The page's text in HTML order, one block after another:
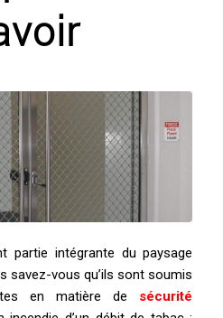
partie intégrante du paysage
savez-vous qu’ils sont soumis
en matière de sécurité